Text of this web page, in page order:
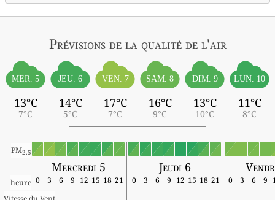
Prévisionsde la qualité de l'air
MER. 5
13°C
7°C
JEU. 6
14°C
5°C
VEN. 7
17°C
7°C
SAM. 8
16°C
9°C
DIM. 9
13°C
10°C
LUN. 10
11°C
8°C
PM2.5
Mercredi 5 Jeudi 6
heure 0 3 6 9 12 15 18 21 0 3 6 9 12 15 18 21 0 3 6 9